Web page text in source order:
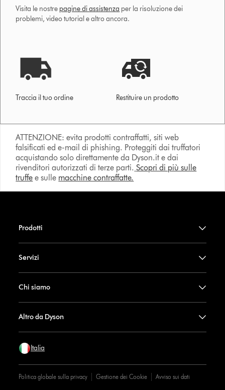
Visita le nostre pagine di assistenza per la risoluzione dei
problemi, video tutorial e altro ancora.
Traccia il tuo ordine Restituire un prodotto
ATTENZIONE: evita prodotti contraffatti, siti web
falsificati ed e-mail di phishing. Proteggiti dai truffatori
acquistando solo direttamente da Dyson.it e dai
rivenditori autorizzati di terze parti. Scopri di più sulle
truffe e sulle macchine contraffatte.
Prodotti
Servizi
Chi siamo
Altro da Dyson
Italia
Politica globale sulla privacy Gestione dei Cookie Avviso sui dati